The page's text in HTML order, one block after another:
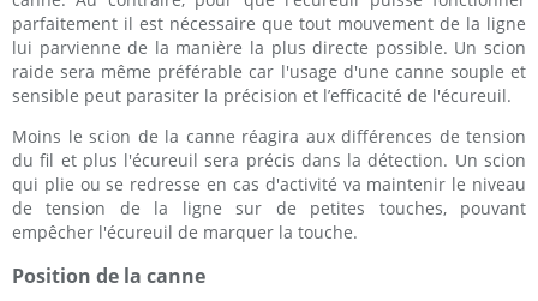
parfaitement il est nécessaire que tout mouvement de la ligne
lui parvienne de la manière la plus directe possible. Un scion
raide sera même préférable car l'usage d'une canne souple et
sensible peut parasiter la précision et l’efficacité de l'écureuil.
Moins le scion de la canne réagira aux différences de tension
du fil et plus l'écureuil sera précis dans la détection. Un scion
qui plie ou se redresse en cas d'activité va maintenir le niveau
de tension de la ligne sur de petites touches, pouvant
empêcher l'écureuil de marquer la touche.
Position de la canne